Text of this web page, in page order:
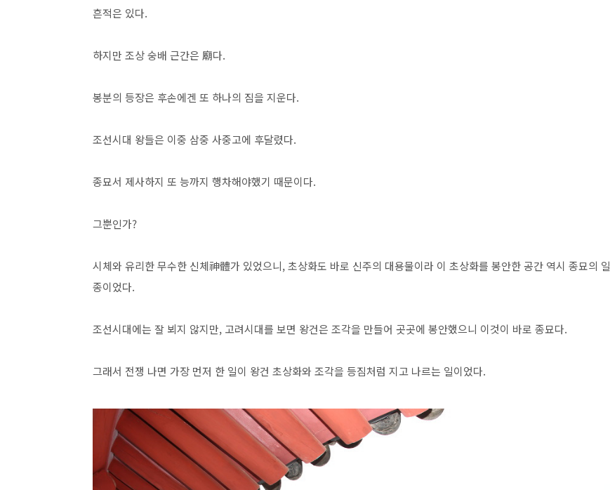
흔적은 있다.
하지만 조상 숭배 근간은 廟다.
봉분의 등장은 후손에겐 또 하나의 짐을 지운다.
조선시대 왕들은 이중 삼중 사중고에 후달렸다.
종묘서 제사하지 또 능까지 행차해야했기 때문이다.
그뿐인가?
시체와 유리한 무수한 신체神體가 있었으니, 초상화도 바로 신주의 대용물이라 이 초상화를 봉안한 공간 역시 종묘의 일
종이었다.
조선시대에는 잘 뵈지 않지만, 고려시대를 보면 왕건은 조각을 만들어 곳곳에 봉안했으니 이것이 바로 종묘다.
그래서 전쟁 나면 가장 먼저 한 일이 왕건 초상화와 조각을 등짐처럼 지고 나르는 일이었다.